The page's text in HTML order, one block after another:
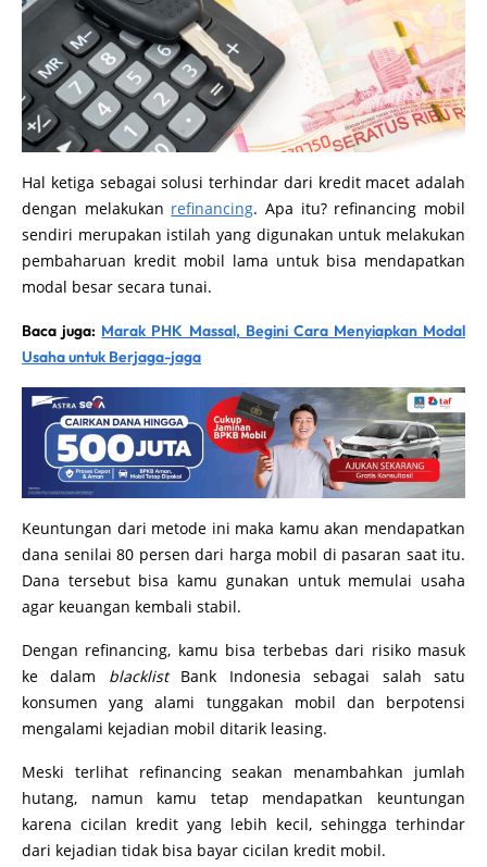
Hal ketiga sebagai solusi terhindar dari kredit macet adalah
dengan melakukan refinancing. Apa itu? refinancing mobil
sendiri merupakan istilah yang digunakan untuk melakukan
pembaharuan kredit mobil lama untuk bisa mendapatkan
modal besar secara tunai.
Baca juga: Marak PHK Massal, Begini Cara Menyiapkan Modal
Usaha untuk Berjaga-jaga
Keuntungan dari metode ini maka kamu akan mendapatkan
dana senilai 80 persen dari harga mobil di pasaran saat itu.
Dana tersebut bisa kamu gunakan untuk memulai usaha
agar keuangan kembali stabil.
Dengan refinancing, kamu bisa terbebas dari risiko masuk
ke dalam blacklistBank Indonesia sebagai salah satu
konsumen yang alami tunggakan mobil dan berpotensi
mengalami kejadian mobil ditarik leasing.
Meski terlihat refinancing seakan menambahkan jumlah
hutang, namun kamu tetap mendapatkan keuntungan
karena cicilan kredit yang lebih kecil, sehingga terhindar
dari kejadian tidak bisa bayar cicilan kredit mobil.